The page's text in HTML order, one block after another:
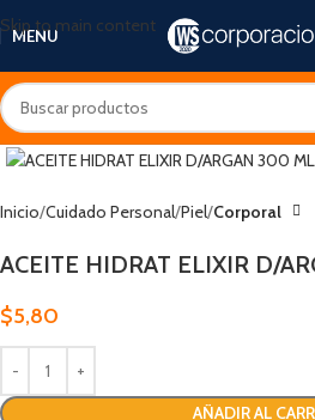
Skip to main content
MENU
Inicio Cuidado Personal Piel Corporal
ACEITE HIDRAT ELIXIR D/
$5,80
AÑADIR AL